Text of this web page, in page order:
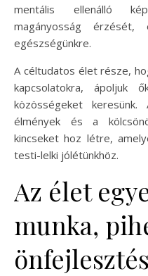
mentális ellenálló
magányosság
egészségünkre.
A céltudatos élet része,
kapcsolatokra, ápoljuk
közösségeket
élmények és a
kincseket hoz létre,
testi-lelki jólétünkhöz.
Az élet
munka,
önfejlesztés